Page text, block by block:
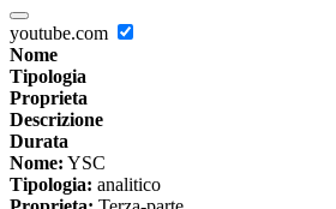
youtube.com
Nome
Tipologia
Proprieta
Descrizione
Durata
Nome: YSC
Tipologia: analitico